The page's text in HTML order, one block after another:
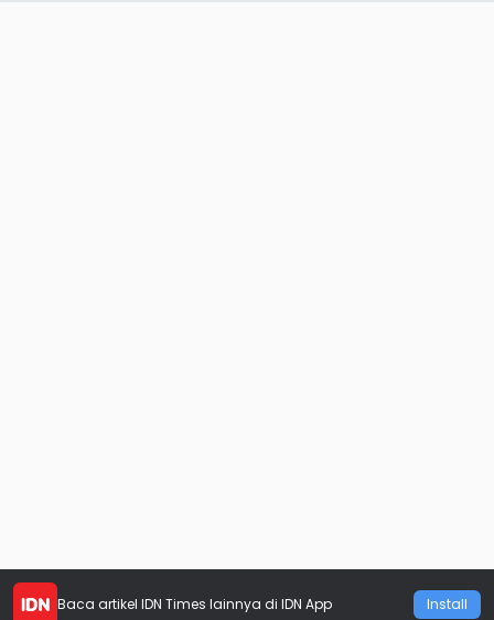
Baca artikel IDN Times lainnya di IDN App Install